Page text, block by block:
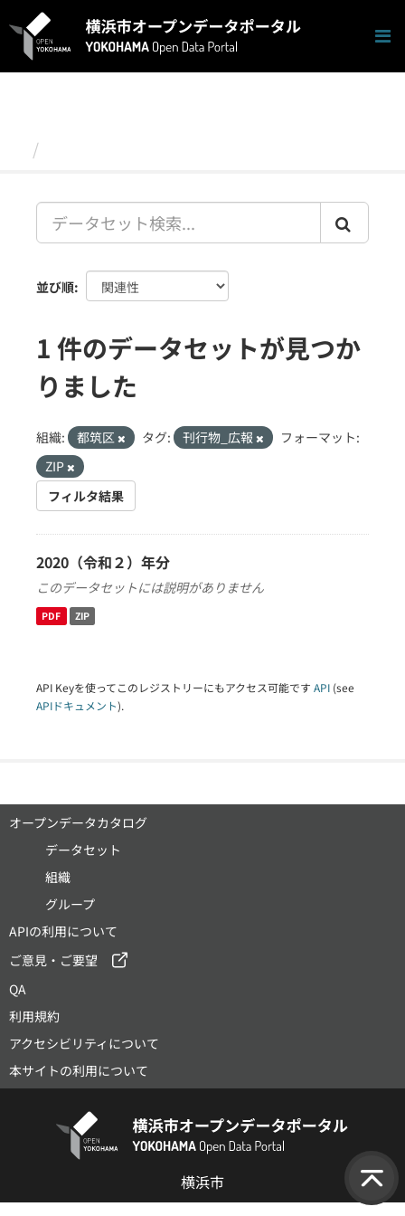
キ
並び順
1 件のデータセットが見つか
りました
組織: 都筑区 タグ: 刊行物_広報
フォーマット:
ZIP
フィルタ結果
2020（令和２）年分
このデータセットには説明がありません
PDF ZIP
API Keyを使ってこのレジストリーにもアクセス可能です API (see
APIドキュメント).
オープンデータカタログ
データセット
組織
グループ
APIの利用について
ご意見・ご要望
QA
利用規約
アクセシビリティについて
本サイトの利用について
横浜市